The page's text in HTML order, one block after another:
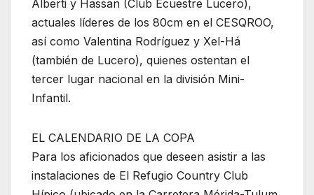
Alberti y Hassan (Club Ecuestre Lucero),
actuales líderes de los 80cm en el CESQROO,
así como Valentina Rodríguez y Xel-Há
(también de Lucero), quienes ostentan el
tercer lugar nacional en la división Mini-
Infantil.
EL CALENDARIO DE LA COPA
Para los aficionados que deseen asistir a las
instalaciones de El Refugio Country Club